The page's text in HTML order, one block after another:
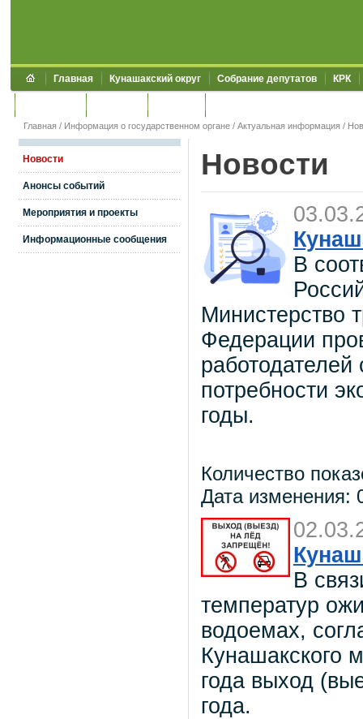
Главная Кунашакский округ Собрание депутатов КРК
Главная / Информация о государственном органе / Актуальная информация /
Новости
Анонсы событий
Мероприятия и проекты
Информационные сообщения
Новости
В
Министерство
Федерации
потребности
годы.
Количество
Дата изменения:
В
температур
водоемах,
Кунашакского
года выход
года.